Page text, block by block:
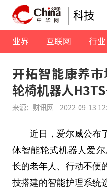
科技
业界 互联网 行业
开拓智能康养
轮椅机器人
来源：财讯网 2022-09-13
近日，爱尔威公布
体智能轮式机器人爱
长的老年人、行动不便
技搭建的智能护理系统